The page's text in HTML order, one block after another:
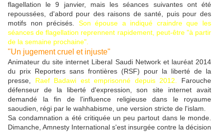
flagellation le 9 janvier, mais les séances suivantes ont été
repoussées, d'abord pour des raisons de santé, puis pour des
motifs non précisés. Son épouse a indiqué craindre que les
séances de flagellation reprennent rapidement, peut-être "à partir
de la semaine prochaine".
"Un jugement cruel et injuste"
Animateur du site internet Liberal Saudi Network et lauréat 2014
du prix Reporters sans frontières (RSF) pour la liberté de la
presse, Raef Badawi est emprisonné depuis 2012. Farouche
défenseur de la liberté d'expression, son site internet avait
demandé la fin de l'influence religieuse dans le royaume
saoudien, régi par le wahhabisme, une version stricte de l'islam.
Sa condamnation a été critiquée un peu partout dans le monde.
Dimanche, Amnesty International s'est insurgée contre la décision